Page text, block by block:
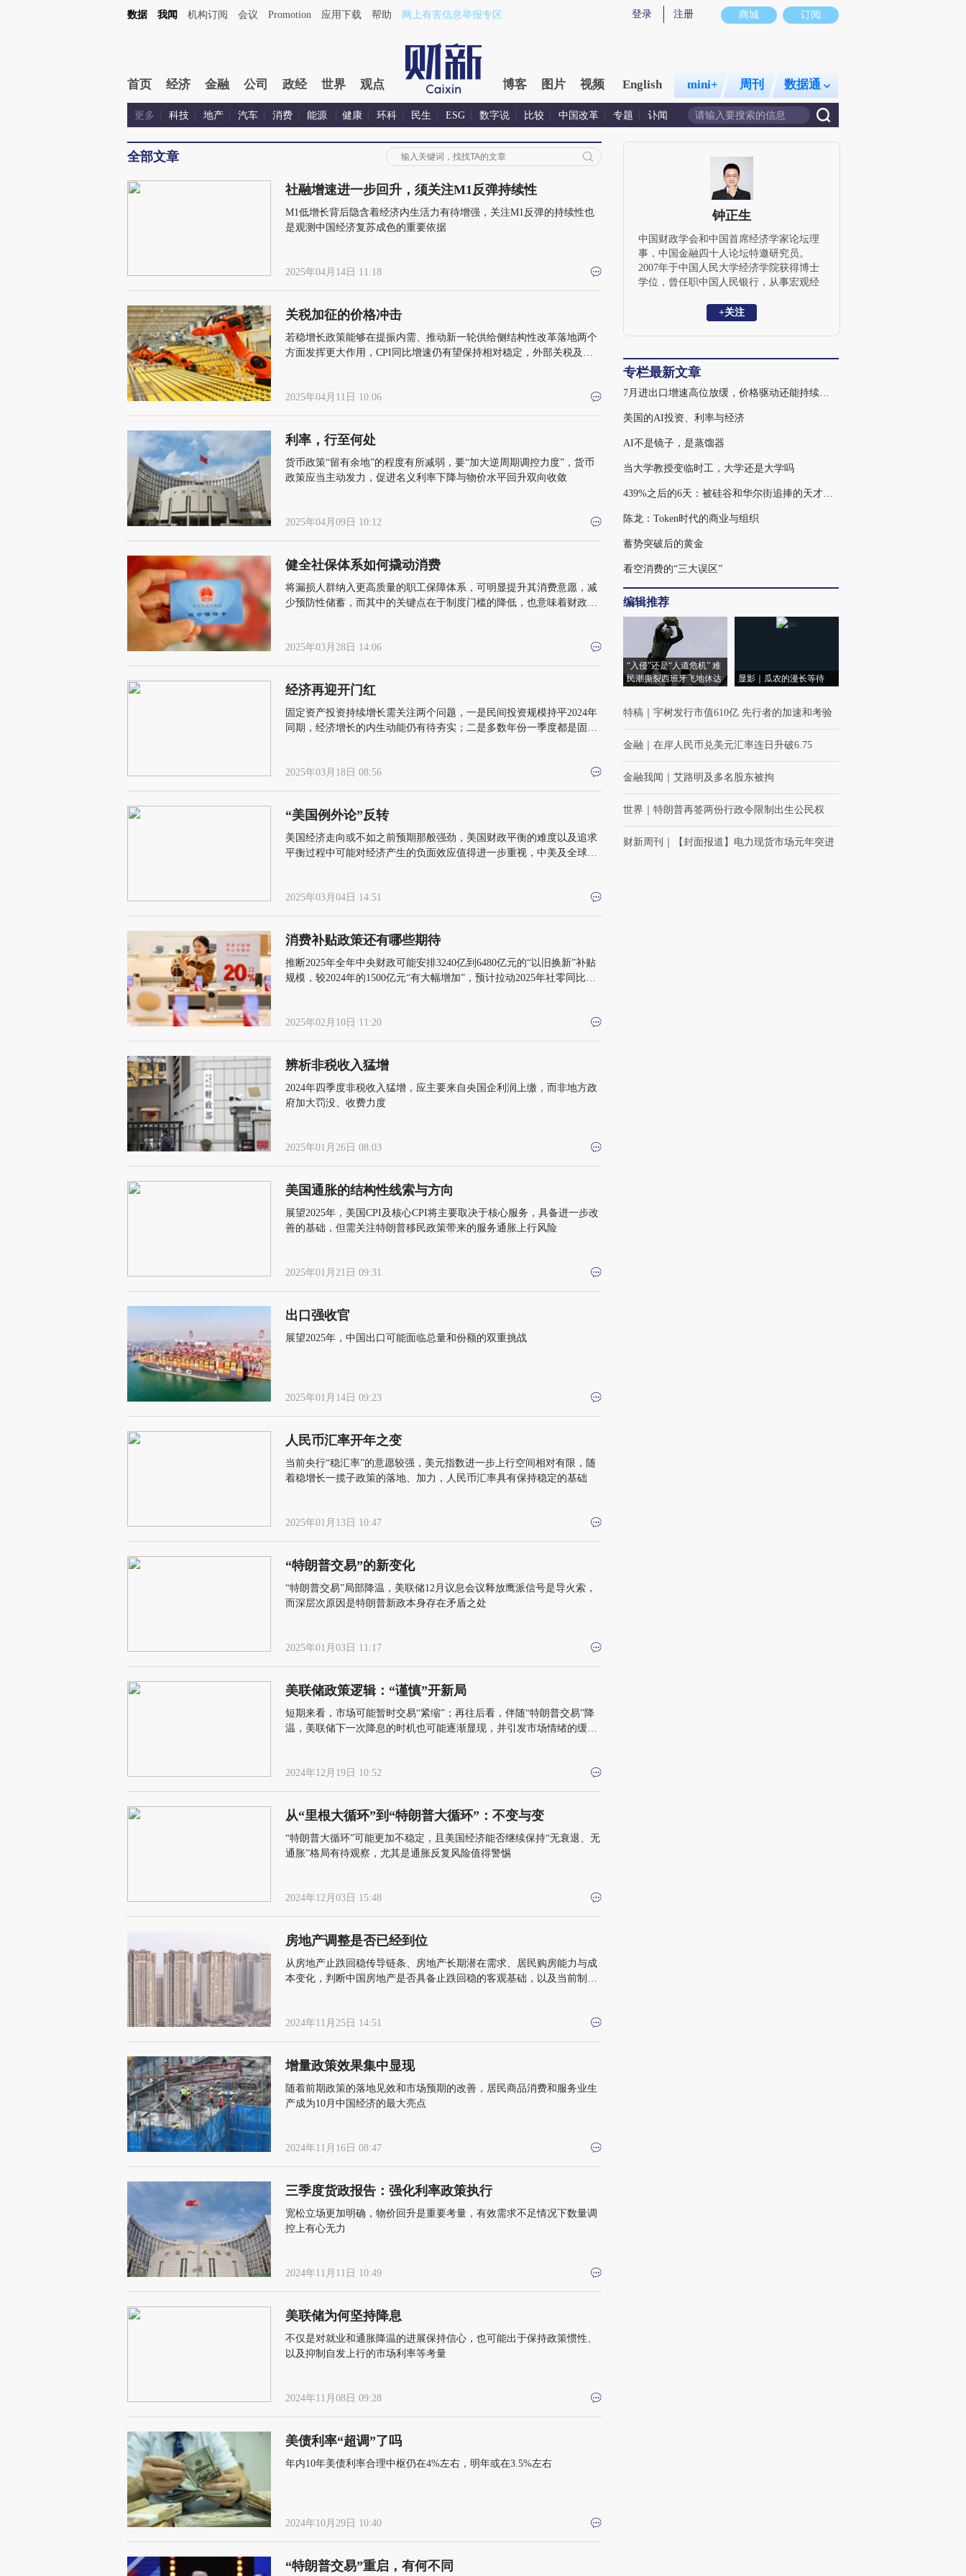
商城 订阅
登录 注册
数据 我闻 机构订阅 会议 Promotion 应用下载 帮助 网上有害信息举报专区
首页 经济 金融 公司 政经 世界 观点 博客 图片 视频 English mini+ 周刊 数据通
更多 科技 地产 汽车 消费 能源 健康 环科 民生 ESG 数字说 比较 中国改革 专题 讣闻
全部文章
社融增速进一步回升，须关注M1反弹持续性
M1低增长背后隐含着经济内生活力有待增强，关注M1反弹的持续性也
是观测中国经济复苏成色的重要依据
2025年04月14日 11:18
关税加征的价格冲击
若稳增长政策能够在提振内需、推动新一轮供给侧结构性改革落地两个
方面发挥更大作用，CPI同比增速仍有望保持相对稳定，外部关税及大
2025年04月11日 10:06
利率，行至何处
货币政策“留有余地”的程度有所减弱，要“加大逆周期调控力度”，货币
政策应当主动发力，促进名义利率下降与物价水平回升双向收敛
2025年04月09日 10:12
健全社保体系如何撬动消费
将漏损人群纳入更高质量的职工保障体系，可明显提升其消费意愿，减
少预防性储蓄，而其中的关键点在于制度门槛的降低，也意味着财政需
2025年03月28日 14:06
经济再迎开门红
固定资产投资持续增长需关注两个问题，一是民间投资规模持平2024年
同期，经济增长的内生动能仍有待夯实；二是多数年份一季度都是固定
2025年03月18日 08:56
“美国例外论”反转
美国经济走向或不如之前预期那般强劲，美国财政平衡的难度以及追求
平衡过程中可能对经济产生的负面效应值得进一步重视，中美及全球经
2025年03月04日 14:51
消费补贴政策还有哪些期待
推断2025年全年中央财政可能安排3240亿到6480亿元的“以旧换新”补贴
规模，较2024年的1500亿元“有大幅增加”，预计拉动2025年社零同比增
2025年02月10日 11:20
辨析非税收入猛增
2024年四季度非税收入猛增，应主要来自央国企利润上缴，而非地方政
府加大罚没、收费力度
2025年01月26日 08:03
美国通胀的结构性线索与方向
展望2025年，美国CPI及核心CPI将主要取决于核心服务，具备进一步改
善的基础，但需关注特朗普移民政策带来的服务通胀上行风险
2025年01月21日 09:31
出口强收官
展望2025年，中国出口可能面临总量和份额的双重挑战
2025年01月14日 09:23
人民币汇率开年之变
当前央行“稳汇率”的意愿较强，美元指数进一步上行空间相对有限，随
着稳增长一揽子政策的落地、加力，人民币汇率具有保持稳定的基础
2025年01月13日 10:47
“特朗普交易”的新变化
“特朗普交易”局部降温，美联储12月议息会议释放鹰派信号是导火索，
而深层次原因是特朗普新政本身存在矛盾之处
2025年01月03日 11:17
美联储政策逻辑：“谨慎”开新局
短期来看，市场可能暂时交易“紧缩”；再往后看，伴随“特朗普交易”降
温，美联储下一次降息的时机也可能逐渐显现，并引发市场情绪的缓和
2024年12月19日 10:52
从“里根大循环”到“特朗普大循环”：不变与变
“特朗普大循环”可能更加不稳定，且美国经济能否继续保持“无衰退、无
通胀”格局有待观察，尤其是通胀反复风险值得警惕
2024年12月03日 15:48
房地产调整是否已经到位
从房地产止跌回稳传导链条、房地产长期潜在需求、居民购房能力与成
本变化，判断中国房地产是否具备止跌回稳的客观基础，以及当前制约
2024年11月25日 14:51
增量政策效果集中显现
随着前期政策的落地见效和市场预期的改善，居民商品消费和服务业生
产成为10月中国经济的最大亮点
2024年11月16日 08:47
三季度货政报告：强化利率政策执行
宽松立场更加明确，物价回升是重要考量，有效需求不足情况下数量调
控上有心无力
2024年11月11日 10:49
美联储为何坚持降息
不仅是对就业和通胀降温的进展保持信心，也可能出于保持政策惯性、
以及抑制自发上行的市场利率等考量
2024年11月08日 09:28
美债利率“超调”了吗
年内10年美债利率合理中枢仍在4%左右，明年或在3.5%左右
2024年10月29日 10:40
“特朗普交易”重启，有何不同
钟正生
中国财政学会和中国首席经济学家论坛理
事，中国金融四十人论坛特邀研究员。
2007年于中国人民大学经济学院获得博士
学位，曾任职中国人民银行，从事宏观经
国信证券宏观研究主管等职位，获得2015
库莫尼塔研究公司董事长兼首席经济学
专家座谈会，对当年政府工作报告建言献
+关注
专栏最新文章
7月进出口增速高位放缓，价格驱动还能持续多久
美国的AI投资、利率与经济
AI不是镜子，是蒸馏器
当大学教授变临时工，大学还是大学吗
439%之后的6天：被硅谷和华尔街追捧的天才，为何走入杠杆误区
陈龙：Token时代的商业与组织
蓄势突破后的黄金
看空消费的“三大误区”
编辑推荐
“入侵”还是“人道危机” 难
民潮撕裂西班牙飞地休达
显影｜瓜农的漫长等待
特稿 宇树发行市值610亿 先行者的加速和考验
金融 在岸人民币兑美元汇率连日升破6.75
金融我闻 艾路明及多名股东被拘
世界 特朗普再签两份行政令限制出生公民权
财新周刊 【封面报道】电力现货市场元年突进